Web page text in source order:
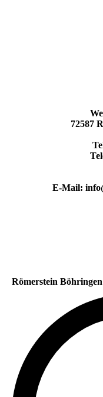
72587
E-Mail:
Römerstein